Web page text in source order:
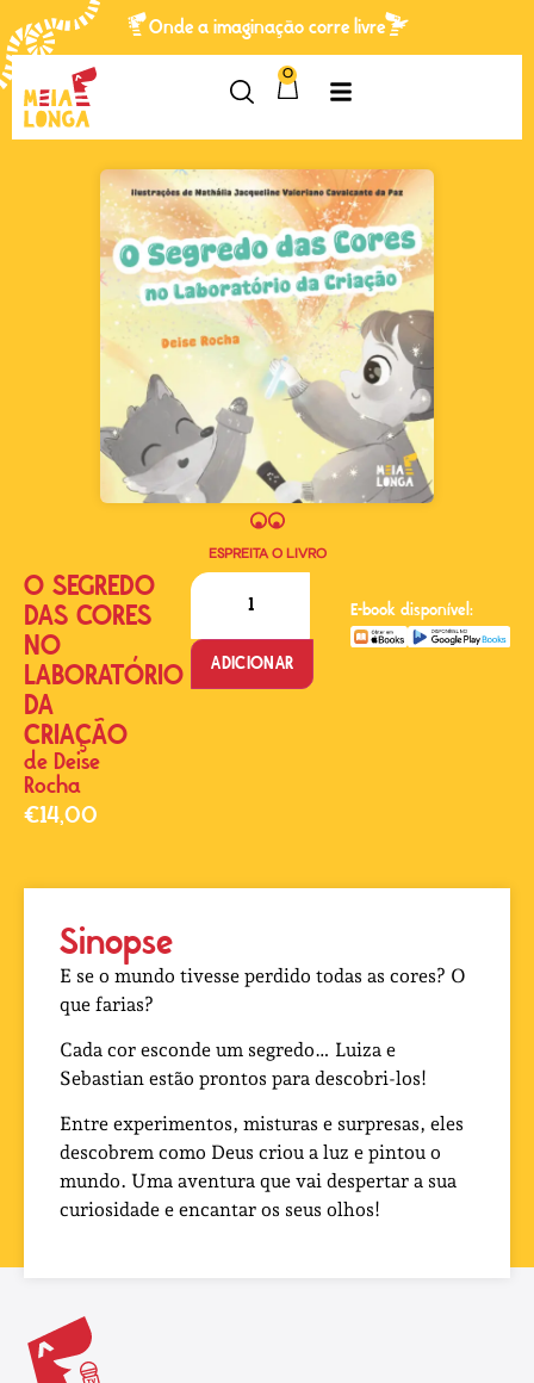
Onde a imaginação corre livre
0
ESPREITA O LIVRO
O SEGREDO
DAS CORES
NO
LABORATÓRIO
DA
CRIAÇÃO
de Deise
Rocha
€14,00
ADICIONAR
E-book disponível:
Sinopse
E se o mundo tivesse perdido todas as cores? O
que farias?
Cada cor esconde um segredo… Luiza e
Sebastian estão prontos para descobri-los!
Entre experimentos, misturas e surpresas, eles
descobrem como Deus criou a luz e pintou o
mundo. Uma aventura que vai despertar a sua
curiosidade e encantar os seus olhos!